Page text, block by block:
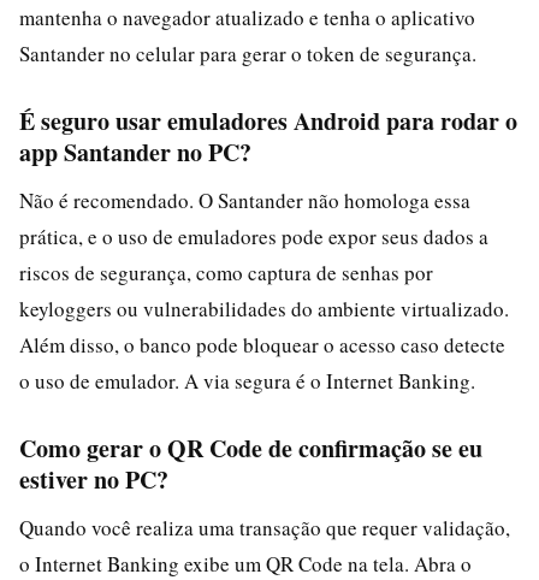
mantenha o navegador atualizado e tenha o aplicativo
Santander no celular para gerar o token de segurança.
É seguro usar emuladores Android para rodar o
app Santander no PC?
Não é recomendado. O Santander não homologa essa
prática, e o uso de emuladores pode expor seus dados a
riscos de segurança, como captura de senhas por
keyloggers ou vulnerabilidades do ambiente virtualizado.
Além disso, o banco pode bloquear o acesso caso detecte
o uso de emulador. A via segura é o Internet Banking.
Como gerar o QR Code de confirmação se eu
estiver no PC?
Quando você realiza uma transação que requer validação,
o Internet Banking exibe um QR Code na tela. Abra o